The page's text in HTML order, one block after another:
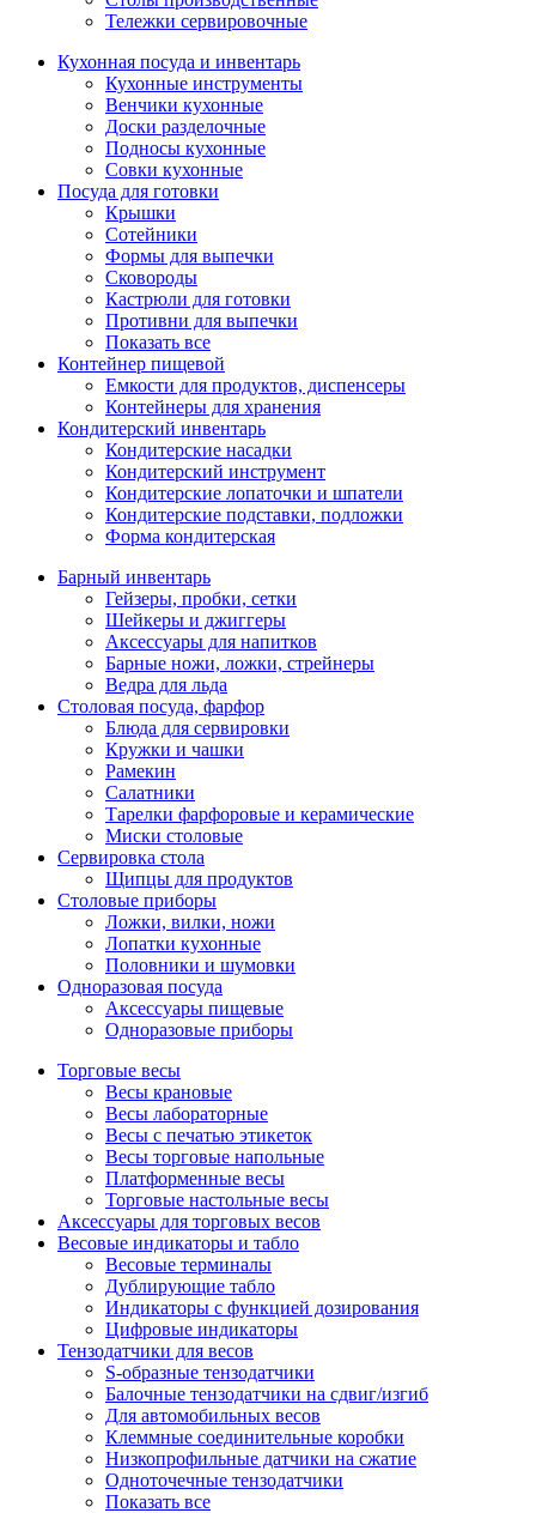
Тележки сервировочные
Кухонная посуда и инвентарь
Кухонные инструменты
Венчики кухонные
Доски разделочные
Подносы кухонные
Совки кухонные
Посуда для готовки
Крышки
Сотейники
Формы для выпечки
Сковороды
Кастрюли для готовки
Противни для выпечки
Показать все
Контейнер пищевой
Емкости для продуктов, диспенсеры
Контейнеры для хранения
Кондитерский инвентарь
Кондитерские насадки
Кондитерский инструмент
Кондитерские лопаточки и шпатели
Кондитерские подставки, подложки
Форма кондитерская
Барный инвентарь
Гейзеры, пробки, сетки
Шейкеры и джиггеры
Аксессуары для напитков
Барные ножи, ложки, стрейнеры
Ведра для льда
Столовая посуда, фарфор
Блюда для сервировки
Кружки и чашки
Рамекин
Салатники
Тарелки фарфоровые и керамические
Миски столовые
Сервировка стола
Щипцы для продуктов
Столовые приборы
Ложки, вилки, ножи
Лопатки кухонные
Половники и шумовки
Одноразовая посуда
Аксессуары пищевые
Одноразовые приборы
Торговые весы
Весы крановые
Весы лабораторные
Весы с печатью этикеток
Весы торговые напольные
Платформенные весы
Торговые настольные весы
Аксессуары для торговых весов
Весовые индикаторы и табло
Весовые терминалы
Дублирующие табло
Индикаторы с функцией дозирования
Цифровые индикаторы
Тензодатчики для весов
S-образные тензодатчики
Балочные тензодатчики на сдвиг/изгиб
Для автомобильных весов
Клеммные соединительные коробки
Низкопрофильные датчики на сжатие
Одноточечные тензодатчики
Показать все